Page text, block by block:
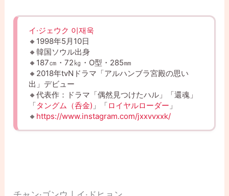
イ·ジェウク 이재욱
🔸1998年5月10日
🔸韓国ソウル出身
🔸187㎝・72㎏・O型・285㎜
🔸2018年tvNドラマ「アルハンブラ宮殿の思い
出」デビュー
🔸代表作：ドラマ「偶然見つけたハル」「還魂」
「タングム（呑金) 」「ロイヤルローダー 」
🔸 https://www.instagram.com/jxxvvxxk/